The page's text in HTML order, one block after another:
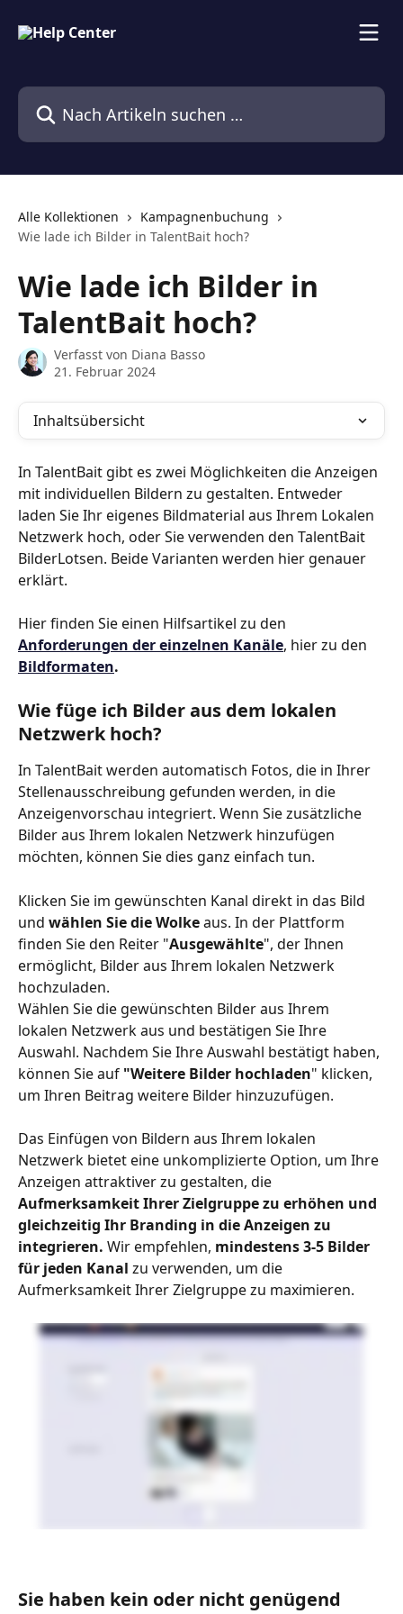
Nach Artikeln suchen …
Alle Kollektionen
Kampagnenbuchung
Wie lade ich Bilder in TalentBait hoch?
Wie lade ich Bilder in
TalentBait hoch?
Verfasst von Diana Basso
21. Februar 2024
Inhaltsübersicht
In TalentBait gibt es zwei Möglichkeiten die Anzeigen
mit individuellen Bildern zu gestalten. Entweder
laden Sie Ihr eigenes Bildmaterial aus Ihrem Lokalen
Netzwerk hoch, oder Sie verwenden den TalentBait
BilderLotsen. Beide Varianten werden hier genauer
erklärt.
​Hier finden Sie einen Hilfsartikel zu den
Anforderungen der einzelnen Kanäle, hier zu den
Bildformaten.
Wie füge ich Bilder aus dem lokalen
Netzwerk hoch?
In TalentBait werden automatisch Fotos, die in Ihrer
Stellenausschreibung gefunden werden, in die
Anzeigenvorschau integriert. Wenn Sie zusätzliche
Bilder aus Ihrem lokalen Netzwerk hinzufügen
möchten, können Sie dies ganz einfach tun.
Klicken Sie im gewünschten Kanal direkt in das Bild
und wählen Sie die Wolke aus. In der Plattform
finden Sie den Reiter "Ausgewählte", der Ihnen
ermöglicht, Bilder aus Ihrem lokalen Netzwerk
hochzuladen.
Wählen Sie die gewünschten Bilder aus Ihrem
lokalen Netzwerk aus und bestätigen Sie Ihre
Auswahl. Nachdem Sie Ihre Auswahl bestätigt haben,
können Sie auf "Weitere Bilder hochladen" klicken,
um Ihren Beitrag weitere Bilder hinzuzufügen.
Das Einfügen von Bildern aus Ihrem lokalen
Netzwerk bietet eine unkomplizierte Option, um Ihre
Anzeigen attraktiver zu gestalten, die
Aufmerksamkeit Ihrer Zielgruppe zu erhöhen und
gleichzeitig Ihr Branding in die Anzeigen zu
integrieren. Wir empfehlen, mindestens 3-5 Bilder
für jeden Kanal zu verwenden, um die
Aufmerksamkeit Ihrer Zielgruppe zu maximieren.
Sie haben kein oder nicht genügend